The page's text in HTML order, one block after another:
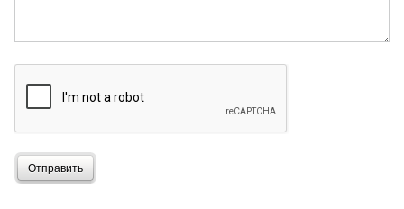
Отправить